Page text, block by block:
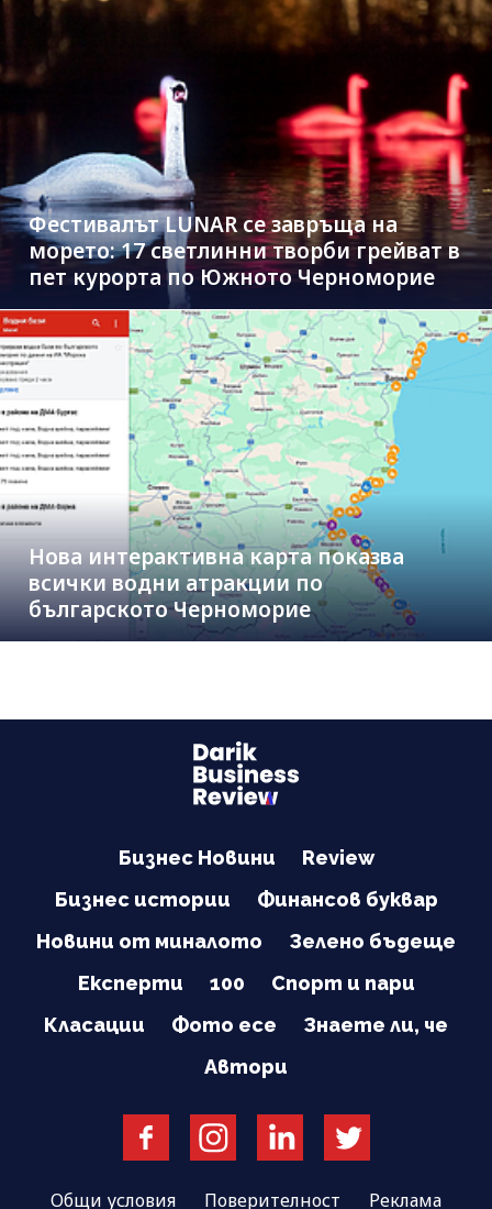
Фестивалът LUNAR се завръща на
морето: 17 светлинни творби грейват в
пет курорта по Южното Черноморие
Нова интерактивна карта показва
всички водни атракции по
българското Черноморие
Бизнес Новини
Review
Бизнес истории
Финансов буквар
Новини от миналото
Зелено бъдеще
Експерти
100
Спорт и пари
Класации
Фото есе
Знаете ли, че
Автори
Общи условия Поверителност Реклама